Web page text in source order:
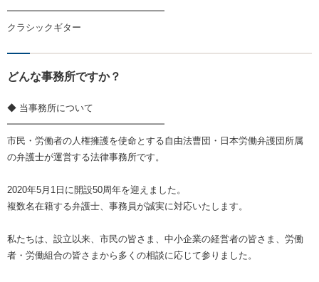
━━━━━━━━━━━━━━━━━
クラシックギター
どんな事務所ですか？
◆ 当事務所について
━━━━━━━━━━━━━━━━━
市民・労働者の人権擁護を使命とする自由法曹団・日本労働弁護団所属
の弁護士が運営する法律事務所です。
2020年5月1日に開設50周年を迎えました。
複数名在籍する弁護士、事務員が誠実に対応いたします。
私たちは、設立以来、市民の皆さま、中小企業の経営者の皆さま、労働
者・労働組合の皆さまから多くの相談に応じて参りました。